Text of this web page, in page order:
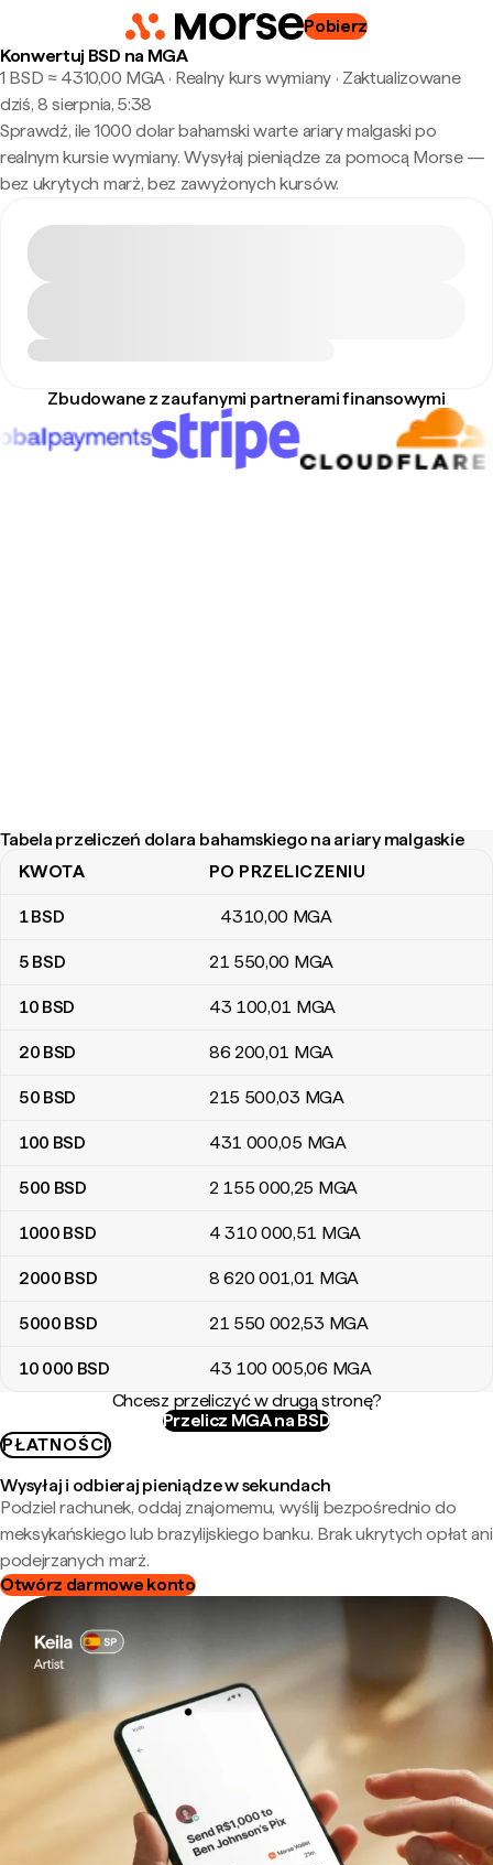
Pobierz
Konwertuj BSD na MGA
1 BSD ≈ 4310,00 MGA · Realny kurs wymiany· Zaktualizowane
dziś, 8 sierpnia, 5:38
Sprawdź, ile 1000 dolar bahamski warte ariary malgaski po
realnym kursie wymiany. Wysyłaj pieniądze za pomocą Morse —
bez ukrytych marż, bez zawyżonych kursów.
Zbudowane z zaufanymi partnerami finansowymi
Tabela przeliczeń dolara bahamskiego na ariary malgaskie
Tabela przeliczeń dolara bahamskiego na ariary malgaskie
KWOTA PO PRZELICZENIU
1BSD 4310,00 MGA
5 BSD 21 550,00 MGA
10 BSD 43 100,01 MGA
20 BSD 86 200,01 MGA
50 BSD 215 500,03 MGA
100 BSD 431 000,05 MGA
500 BSD 2 155 000,25 MGA
1000 BSD 4 310 000,51 MGA
2000 BSD 8 620 001,01 MGA
5000 BSD 21 550 002,53 MGA
10 000 BSD 43 100 005,06 MGA
Chcesz przeliczyć w drugą stronę?
Przelicz MGA na BSD
PŁATNOŚCI
Wysyłaj i odbieraj pieniądze w sekundach
Podziel rachunek, oddaj znajomemu, wyślij bezpośrednio do
meksykańskiego lub brazylijskiego banku. Brak ukrytych opłat ani
podejrzanych marż.
Otwórz darmowe konto